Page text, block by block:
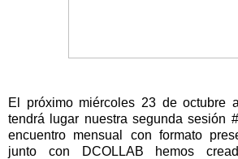
El próximo miércoles 23 de octubre
tendrá lugar nuestra segunda sesión
encuentro mensual con formato
junto con DCOLLAB hemos